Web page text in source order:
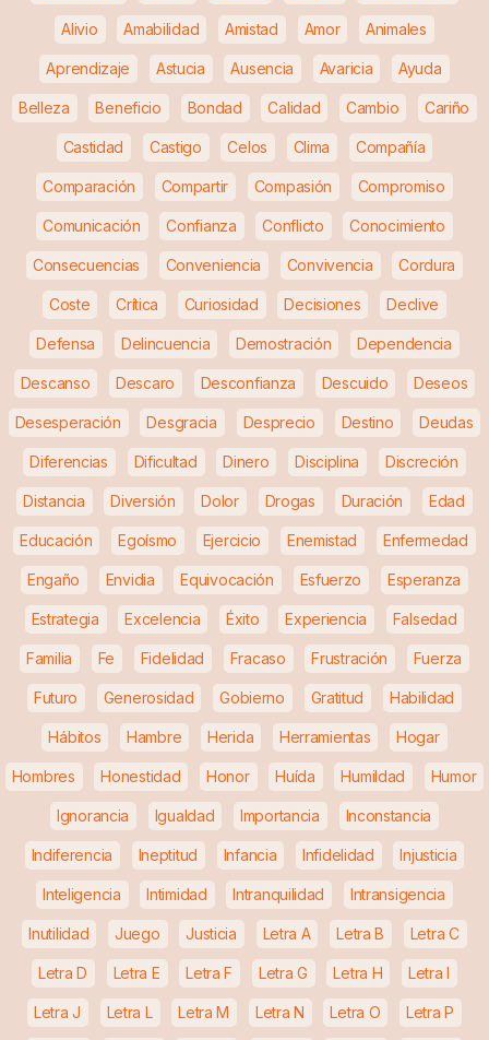
Alivio Amabilidad Amistad Amor Animales
Aprendizaje Astucia Ausencia Avaricia Ayuda
Belleza Beneficio Bondad Calidad Cambio Cariño
Castidad Castigo Celos Clima Compañía
Comparación Compartir Compasión Compromiso
Comunicación Confianza Conflicto Conocimiento
Consecuencias Conveniencia Convivencia Cordura
Coste Crítica Curiosidad Decisiones Declive
Defensa Delincuencia Demostración Dependencia
Descanso Descaro Desconfianza Descuido Deseos
Desesperación Desgracia Desprecio Destino Deudas
Diferencias Dificultad Dinero Disciplina Discreción
Distancia Diversión Dolor Drogas Duración Edad
Educación Egoísmo Ejercicio Enemistad Enfermedad
Engaño Envidia Equivocación Esfuerzo Esperanza
Estrategia Excelencia Éxito Experiencia Falsedad
Familia Fe Fidelidad Fracaso Frustración Fuerza
Futuro Generosidad Gobierno Gratitud Habilidad
Hábitos Hambre Herida Herramientas Hogar
Hombres Honestidad Honor Huída Humildad Humor
Ignorancia Igualdad Importancia Inconstancia
Indiferencia Ineptitud Infancia Infidelidad Injusticia
Inteligencia Intimidad Intranquilidad Intransigencia
Inutilidad Juego Justicia Letra A Letra B Letra C
Letra D Letra E Letra F Letra G Letra H Letra I
Letra J Letra L Letra M Letra N Letra O Letra P